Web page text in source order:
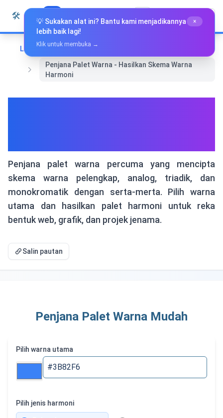
Langkau ke kandungan
🛠️ Whiz Tools Bahasa Melayu
Laman Utama
Reka Bentuk & Grafik
Penjana Palet Warna - Hasilkan Skema Warna
Harmoni
Penjana palet warna percuma yang mencipta
skema warna pelengkap, analog, triadik, dan
monokromatik dengan serta-merta. Pilih warna
utama dan hasilkan palet harmoni untuk reka
bentuk web, grafik, dan projek jenama.
Salin pautan
Penjana Palet Warna Mudah
Pilih warna utama
Pilih jenis harmoni
💡 Sukakan alat ini? Bantu kami menjadikannya
lebih baik lagi!
×
Klik untuk membuka →